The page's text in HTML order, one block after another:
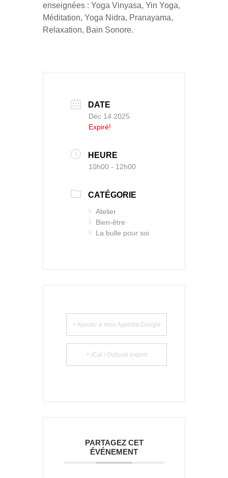
enseignées : Yoga Vinyasa, Yin Yoga,
Méditation, Yoga Nidra, Pranayama,
Relaxation, Bain Sonore.
DATE
Déc 14 2025
Expiré!
HEURE
10h00 - 12h00
CATÉGORIE
Atelier
Bien-être
La bulle pour soi
+ Ajouter à mon Agenda Google
+ iCal / Outlook export
PARTAGEZ CET
ÉVÉNEMENT